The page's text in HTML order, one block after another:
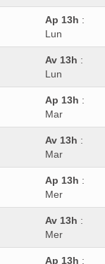
Ap 13h :
Lun
Av 13h :
Lun
Ap 13h :
Mar
Av 13h :
Mar
Ap 13h :
Mer
Av 13h :
Mer
Ap 13h :